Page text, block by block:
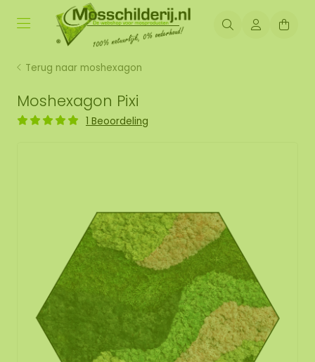
Terug naar moshexagon
Moshexagon Pixi
1 Beoordeling